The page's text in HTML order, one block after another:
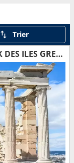
Trier
CROISIÈRE À TRAVERS LES JOYAUX DES ÎLES GRECQUES AVEC JEAN-FRANÇOIS COLOSIMO